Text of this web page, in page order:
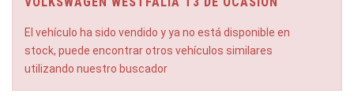
El vehículo ha sido vendido y ya no está disponible en
stock, puede encontrar otros vehículos similares
utilizando nuestro buscador